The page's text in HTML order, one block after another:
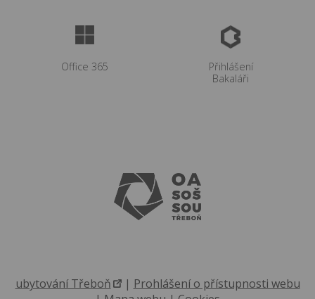
Office 365
Přihlášení
Bakaláři
ubytování Třeboň | Prohlášení o přístupnosti webu